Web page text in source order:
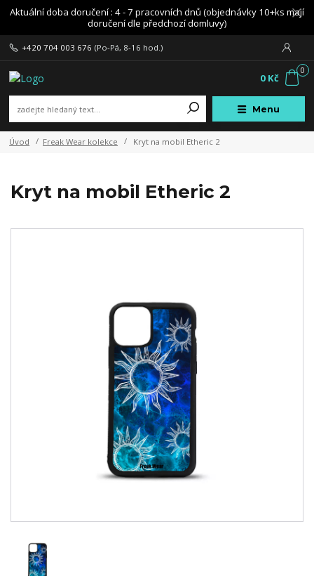
Aktuální doba doručení : 4 - 7 pracovních dnů (objednávky 10+ks mají
doručení dle předchozí domluvy)
Menu
+420 704 003 676 (Po-Pá, 8-16 hod.)
0
0 Kč
Úvod Freak Wear kolekce Kryt na mobil Etheric 2
Kryt na mobil Etheric 2